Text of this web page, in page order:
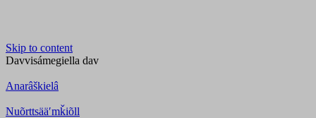
Skip to content
Davvisámegiella dav
Anarâškielâ
Nuõrttsääʹmǩiõll